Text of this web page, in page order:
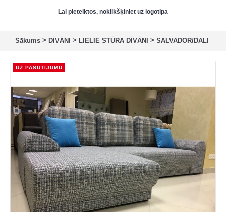
Lai pieteiktos, noklikšķiniet uz logotipa
Sākums > DĪVĀNI > LIELIE STŪRA DĪVĀNI > SALVADOR/DALI
UZ PASŪTĪJUMU